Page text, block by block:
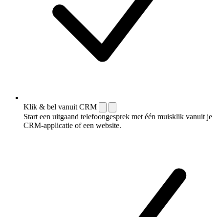
Klik & bel vanuit CRM
Start een uitgaand telefoongesprek met één muisklik vanuit je
CRM-applicatie of een website.